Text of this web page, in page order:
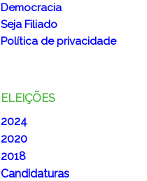
Democracia
Seja Filiado
Política de privacidade
ELEIÇÕES
2024
2020
2018
Candidaturas